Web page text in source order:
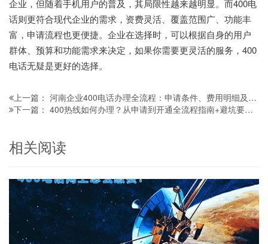
企业，但随着手机用户的普及，其局限性越来越明显。而400电
话则更符合现代企业的需求，资费灵活、覆盖范围广、功能丰
富，申请流程也更便捷。企业在选择时，可以根据自身的用户
群体、预算和功能需求来决定，如果你需要更灵活的服务，400
电话无疑是更好的选择。
上一篇： 河南企业400电话办理全流程：申请条件、费用明细及避坑指南
下一篇： 400热线如何办理？从申请到开通全流程指南+避坑要点，企业轻松开通专属热线
相关阅读